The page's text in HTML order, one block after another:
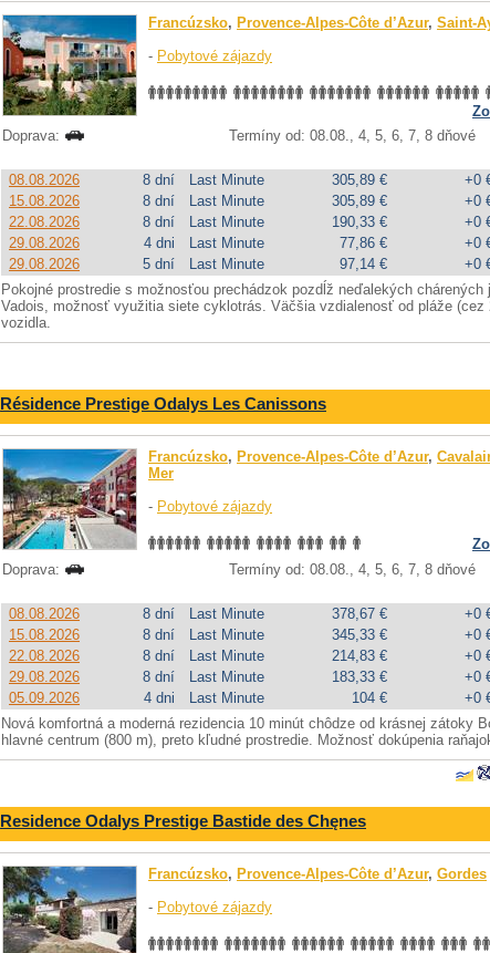
Francúzsko, Provence-Alpes-Côte d’Azur, Saint-
- Pobytové zájazdy
Doprava:
Termíny od: 08.08., 4, 5, 6, 7, 8 dňové
08.08.2026 8 dní Last Minute 305,89 €
+0
15.08.2026
8 dní Last Minute 305,89 €
+0
22.08.2026
8 dní Last Minute 190,33 €
+0
29.08.2026
4 dni Last Minute 77,86 €
+0
29.08.2026
5 dní Last Minute 97,14 €
+0
Pokojné prostredie s možnosťou prechádzok pozdĺž neďalekých
Vadois, možnosť využitia siete cyklotrás. Väčšia vzdialenosť od pláže
vozidla.
Résidence Prestige Odalys Les Canissons
Francúzsko, Provence-Alpes-Côte d’Azur,
Mer
- Pobytové zájazdy
Doprava:
Termíny od: 08.08., 4, 5, 6, 7, 8 dňové
08.08.2026 8 dní Last Minute 378,67 €
+0
15.08.2026
8 dní Last Minute 345,33 €
+0
22.08.2026
8 dní Last Minute 214,83 €
+0
29.08.2026
8 dní Last Minute 183,33 €
+0
05.09.2026
4 dni Last Minute 104 €
+0
Nová komfortná a moderná rezidencia 10 minút chôdze od krásnej zátoky
hlavné centrum (800 m), preto kľudné prostredie. Možnosť dokúpenia
Residence Odalys Prestige Bastide des Chęnes
Francúzsko, Provence-Alpes-Côte d’Azur, Gordes
- Pobytové zájazdy